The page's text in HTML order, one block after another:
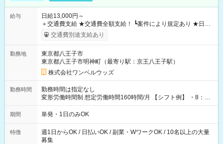
給与
日給13,000円～
＋交通費支給 ★交通費全額支給！ ┗案件により規定あり ★日払
いOK！（規定あり） ┗働いたその日に現金GET♪ お仕事後はコ
ンビニATMから 日払い分を引き落とせます！ 【試用期間】試
交通費別途支給あり
勤務地
東京都八王子市
東京都八王子市明神町（最寄り駅：京王八王子駅）
株式会社ワンベルウッズ
勤務時間
勤務時間は指定なし
変形労働時間制 想定労働時間160時間/月 【シフト例】 ・8：00
～21：00
期間 単発・1日のみOK
特徴
週1日からOK / 日払いOK / 副業・WワークOK / 10名以上の大量
募集